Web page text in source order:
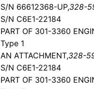
S/N 66612368-UP,328-
S/N C6E1-22184
PART OF 301-3360
Type 1
AN ATTACHMENT,328-
S/N C6E1-22184
PART OF 301-3360